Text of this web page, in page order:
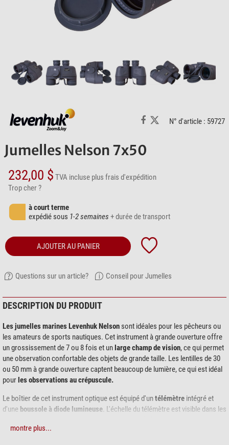
N° d'article : 59727
Jumelles Nelson 7x50
232,00 $ TVA incluse plus frais d'expédition
Trop cher ?
à court terme
expédié sous 1-2 semaines + durée de transport
AJOUTER AU PANIER
Questions sur un article? Conseil pour Jumelles
DESCRIPTION DU PRODUIT
Les jumelles marines Levenhuk Nelson sont idéales pour les pêcheurs ou
les amateurs de sports nautiques. Cet instrument à grande ouverture offre
un grossissement de 7 ou 8 fois et unlarge champ de vision, ce qui permet
une observation confortable des objets de grande taille. Les lentilles de 30
ou 50 mm à grande ouverture captent beaucoup de lumière, ce qui est idéal
pourles observations au crépuscule.
Le boîtier de cet instrument optique est équipé d'untélémètre intégré et
d'une boussole à diode lumineuse. L'échelle du télémètre est visible dans les
distance afin de déterminer sa position. Deux batteries sont nécessaires
montre plus...